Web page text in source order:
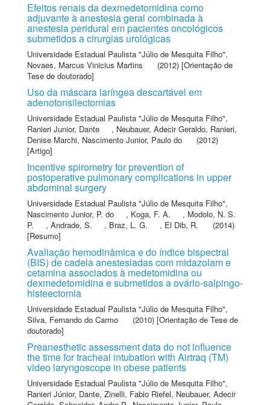
Efeitos renais da dexmedetomidina como
adjuvante à anestesia geral combinada à
anestesia peridural em pacientes oncológicos
submetidos a cirurgias urológicas
Universidade Estadual Paulista "Júlio de Mesquita Filho",
Novaes, Marcus Vinicius Martins
(2012) [Orientação de
Tese de doutorado]
Uso da máscara laríngea descartável em
adenotonsilectomias
Universidade Estadual Paulista "Júlio de Mesquita Filho",
Ranieri Junior, Dante
, Neubauer, Adecir Geraldo, Ranieri,
Denise Marchi, Nascimento Junior, Paulo do
(2012)
[Artigo]
Incentive spirometry for prevention of
postoperative pulmonary complications in upper
abdominal surgery
Universidade Estadual Paulista "Júlio de Mesquita Filho",
Nascimento Junior, P. do
, Koga, F. A. , Modolo, N. S.
P.
, Andrade, S. , Braz, L. G. , El Dib, R.
(2014)
[Resumo]
Avaliação hemodinâmica e do índice bispectral
(BIS) de cadela anestesiadas com midazolam e
cetamina associados à medetomidina ou
dexmedetomidina e submetidos a ovário-salpingo-
histeectomia
Universidade Estadual Paulista "Júlio de Mesquita Filho",
Silva, Fernando do Carmo
(2010) [Orientação de Tese de
doutorado]
Preanesthetic assessment data do not influence
the time for tracheal intubation with Airtraq (TM)
video laryngoscope in obese patients
Universidade Estadual Paulista "Júlio de Mesquita Filho",
Ranieri Júnior, Dante, Zinelli, Fabio Riefel, Neubauer, Adecir